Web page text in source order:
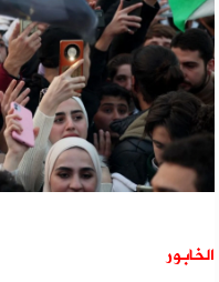
الخابور